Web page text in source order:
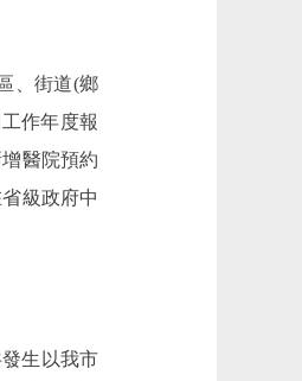
、街道(鄉
作年度報
醫院預約
級政府中
生以我市